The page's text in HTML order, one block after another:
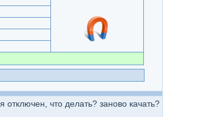
что делать? заново качать?